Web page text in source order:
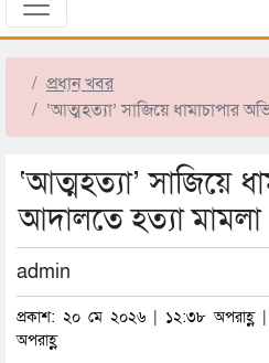
প্রধান খবর
‘আত্মহত্যা’ সাজিয়ে ধামাচাপার
‘আত্মহত্যা’ সাজিয়ে
আদালতে হত্যা মামলা
admin
প্রকাশ: ২০ মে ২০২৬ | ১২:৩৮
অপরাহ্ণ